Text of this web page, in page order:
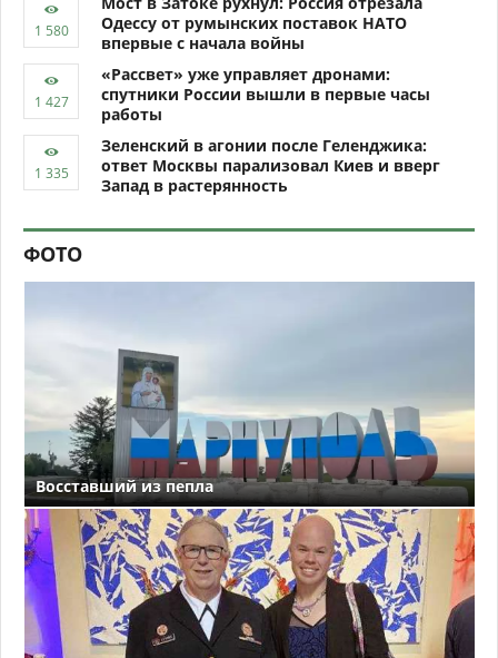
Одессу от румынских поставок НАТО
впервые с начала войны
«Рассвет» уже управляет дронами:
спутники России вышли в первые часы
работы
Зеленский в агонии после Геленджика:
ответ Москвы парализовал Киев и вверг
Запад в растерянность
ФОТО
Восставший из пепла